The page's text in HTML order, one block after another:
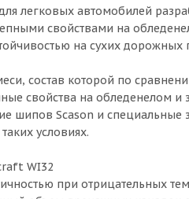
легковых автомобилей
свойствами на
на сухих дорожных
состав которой по
свойства на обледенелом
шипов Scason и
условиях.
WI32
при отрицательных